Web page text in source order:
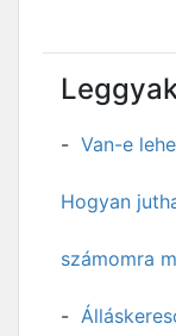
Van-e
Hogyan
számomra